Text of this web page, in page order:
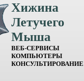
Хижина
Летучего
Мыша
ВЕБ-СЕРВИСЫ
КОМПЬЮТЕРЫ
КОНСУЛЬТИРОВАНИЕ